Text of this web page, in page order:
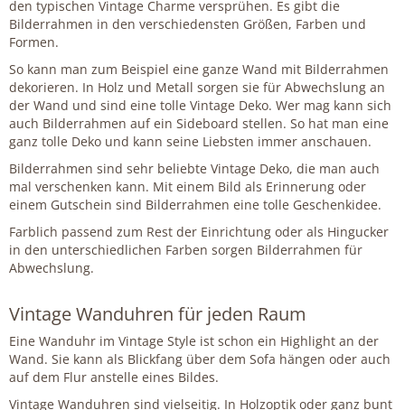
den typischen Vintage Charme versprühen. Es gibt die
Bilderrahmen in den verschiedensten Größen, Farben und
Formen.
So kann man zum Beispiel eine ganze Wand mit Bilderrahmen
dekorieren. In Holz und Metall sorgen sie für Abwechslung an
der Wand und sind eine tolle Vintage Deko. Wer mag kann sich
auch Bilderrahmen auf ein Sideboard stellen. So hat man eine
ganz tolle Deko und kann seine Liebsten immer anschauen.
Bilderrahmen sind sehr beliebte Vintage Deko, die man auch
mal verschenken kann. Mit einem Bild als Erinnerung oder
einem Gutschein sind Bilderrahmen eine tolle Geschenkidee.
Farblich passend zum Rest der Einrichtung oder als Hingucker
in den unterschiedlichen Farben sorgen Bilderrahmen für
Abwechslung.
Vintage Wanduhren für jeden Raum
Eine Wanduhr im Vintage Style ist schon ein Highlight an der
Wand. Sie kann als Blickfang über dem Sofa hängen oder auch
auf dem Flur anstelle eines Bildes.
Vintage Wanduhren sind vielseitig. In Holzoptik oder ganz bunt